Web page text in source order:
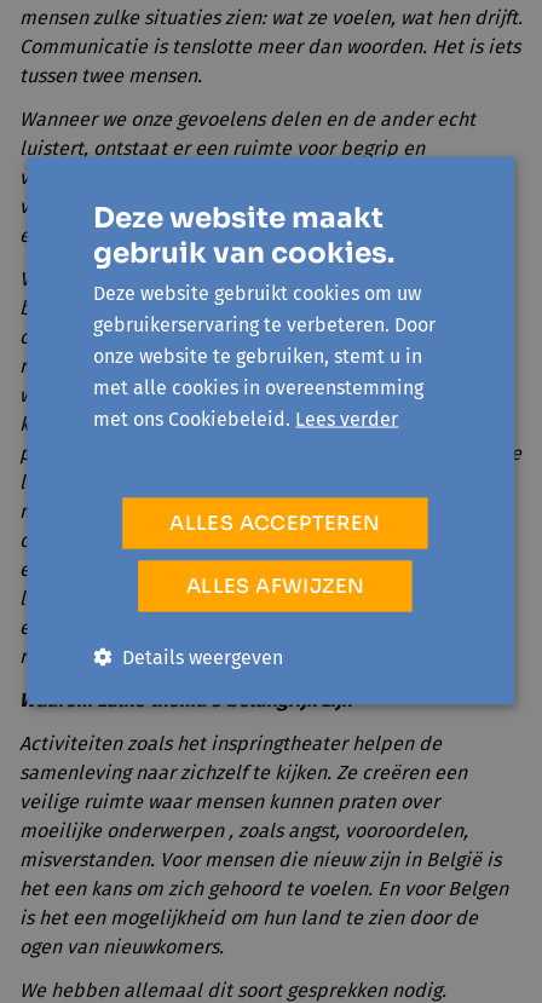
mensen zulke situaties zien: wat ze voelen, wat hen drijft.
Communicatie is tenslotte meer dan woorden. Het is iets
tussen twee mensen.
Wanneer we onze gevoelens delen en de ander echt
luistert, ontstaat er een ruimte voor begrip en
verbinding. Het maakt niet uit wie we zijn of waar we
vandaan komen, via emoties komen we dichter bij
elkaar.
Voor mensen die naar België zijn gekomen, is het
belangrijk om te onthouden: we leven nu in een andere
cultuur, met eigen regels en tempo. We moeten dat
respecteren. Soms lijkt de manier van communiceren
wat afstandelijk, maar vaak is het gewoon anders, niet
koud. Geef jezelf tijd om te kijken, leren, en je aan te
passen zonder je eigen identiteit te verliezen. En voor de
lokale mensen is het goed te weten: openstaan voor
nieuwe mensen verandert hun wereld niet, het verrijkt
die juist. Iedereen die hier komt, brengt iets mee —
ervaring, ideeën, energie. Als beide kanten willen
luisteren en elkaar proberen te begrijpen, dan ontstaat
echt samenleven: een leven samen, gebaseerd op
respect en nieuwsgierigheid naar elkaar.
Waarom zulke thema’s belangrijk zijn
Activiteiten zoals het inspringtheater helpen de
samenleving naar zichzelf te kijken. Ze creëren een
veilige ruimte waar mensen kunnen praten over
moeilijke onderwerpen , zoals angst, vooroordelen,
misverstanden. Voor mensen die nieuw zijn in België is
het een kans om zich gehoord te voelen. En voor Belgen
is het een mogelijkheid om hun land te zien door de
ogen van nieuwkomers.
We hebben allemaal dit soort gesprekken nodig.
Deze website maakt
gebruik van cookies.
Deze website gebruikt cookies om uw
gebruikerservaring te verbeteren. Door
onze website te gebruiken, stemt u in
met alle cookies in overeenstemming
met ons Cookiebeleid. Lees verder
ALLES ACCEPTEREN
ALLES AFWIJZEN
Details weergeven